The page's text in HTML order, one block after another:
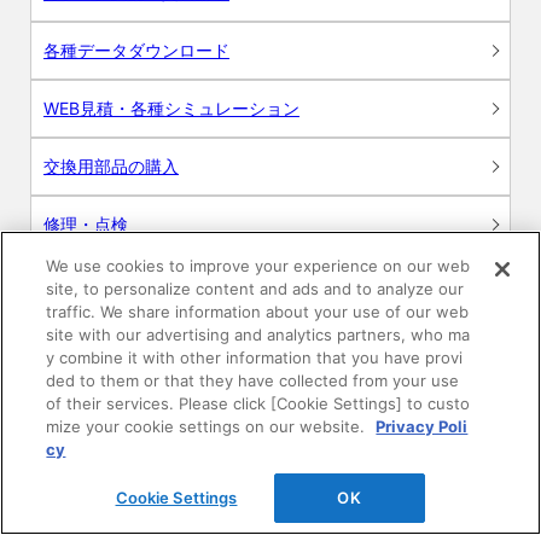
各種データダウンロード
WEB見積・各種シミュレーション
交換用部品の購入
修理・点検
お問い合わせ
ログイン
建築・設計関係者様向けサイト
ユーザー登録サービス
WEB見積システム
We use cookies to improve your experience on our web
site, to personalize content and ads and to analyze our
traffic. We share information about your use of our web
site with our advertising and analytics partners, who ma
y combine it with other information that you have provi
ded to them or that they have collected from your use
of their services. Please click [Cookie Settings] to custo
mize your cookie settings on our website.
Privacy Poli
cy
Cookie Settings OK